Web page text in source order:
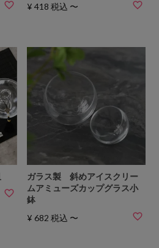
¥ 418 税込 〜
ガラス製 斜めアイスクリー
ムアミューズカップグラス小
鉢
¥ 682 税込 〜